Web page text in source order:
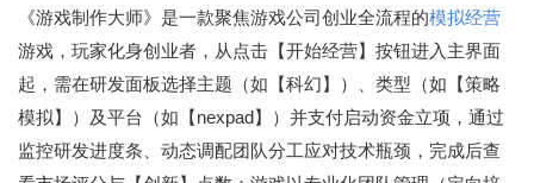
《游戏制作大师》是一款聚焦游戏公司创业全流程的模拟经营
游戏，玩家化身创业者，从点击【开始经营】按钮进入主界面
起，需在研发面板选择主题（如【科幻】）、类型（如【策略
模拟】）及平台（如【nexpad】）并支付启动资金立项，通过
监控研发进度条、动态调配团队分工应对技术瓶颈，完成后查